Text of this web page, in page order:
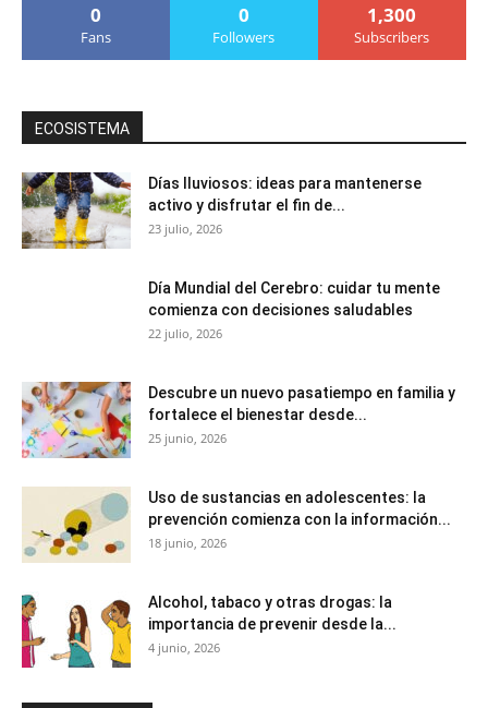
0
Fans
0
Followers
1,300
Subscribers
ECOSISTEMA
Días lluviosos: ideas para mantenerse
activo y disfrutar el fin de...
23 julio, 2026
Día Mundial del Cerebro: cuidar tu mente
comienza con decisiones saludables
22 julio, 2026
Descubre un nuevo pasatiempo en familia y
fortalece el bienestar desde...
25 junio, 2026
Uso de sustancias en adolescentes: la
prevención comienza con la información...
18 junio, 2026
Alcohol, tabaco y otras drogas: la
importancia de prevenir desde la...
4 junio, 2026